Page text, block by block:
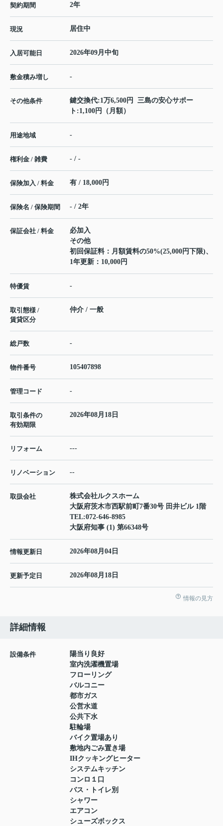
契約期間 2年
現況 居住中
入居可能日 2026年09月中旬
敷金積み増し -
その他条件
鍵交換代:1万6,500円 三島の安心サポー
ト:1,100円（月額）
用途地域 -
権利金 / 雑費 - / -
保険加入 / 料金 有 / 18,000円
保険名 / 保険期間 - / 2年
保証会社 / 料金
必加入
その他
初回保証料：月額賃料の50%(25,000円下限)、
1年更新：10,000円
特優賃 -
取引態様 /
賃貸区分
仲介 / 一般
総戸数 -
物件番号 105407898
管理コード -
取引条件の
有効期限
2026年08月18日
リフォーム ---
リノベーション --
取扱会社
株式会社ルクスホーム
大阪府茨木市西駅前町7番30号 田井ビル 1階
TEL:072-646-8985
大阪府知事 (1) 第66348号
情報更新日 2026年08月04日
更新予定日 2026年08月18日
情報の見方
詳細情報
設備条件
陽当り良好
室内洗濯機置場
フローリング
バルコニー
都市ガス
公営水道
公共下水
駐輪場
バイク置場あり
敷地内ごみ置き場
IHクッキングヒーター
システムキッチン
コンロ１口
バス・トイレ別
シャワー
エアコン
シューズボックス